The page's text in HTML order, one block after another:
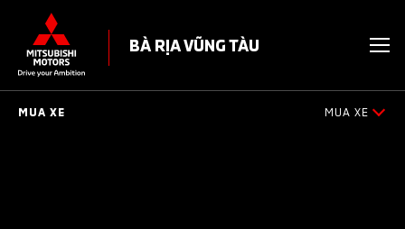
BÀ RỊA VŨNG TÀU
MUA XE MUA XE